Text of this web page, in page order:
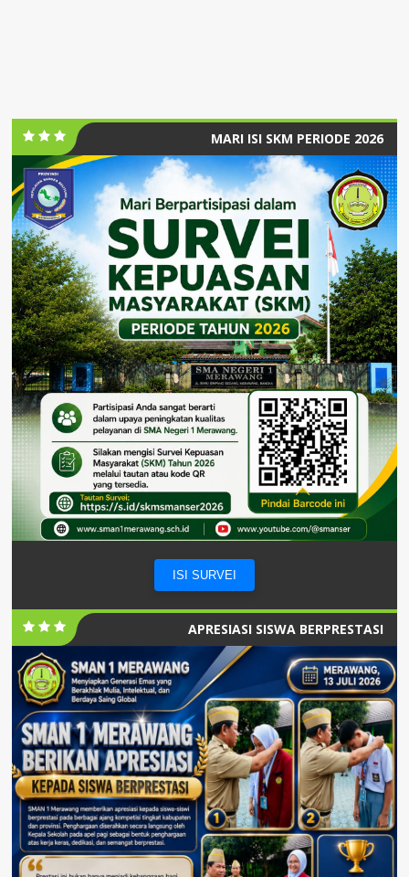
MARI ISI SKM PERIODE 2026
ISI SURVEI
APRESIASI SISWA BERPRESTASI